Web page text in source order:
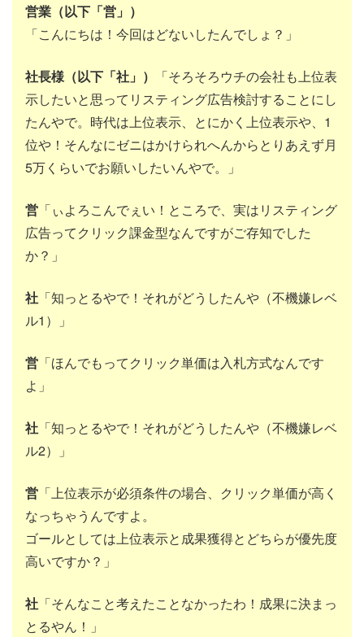
営業（以下「営」）
「こんにちは！今回はどないしたんでしょ？」
社長様（以下「社」）
「そろそろウチの会社も上位表
示したいと思ってリスティング広告検討することにし
たんやで。時代は上位表示、とにかく上位表示や、1
位や！そんなにゼニはかけられへんからとりあえず月
5万くらいでお願いしたいんやで。」
営 「ぃよろこんでぇい！ところで、実はリスティング
広告ってクリック課金型なんですがご存知でした
か？」
社 「知っとるやで！それがどうしたんや（不機嫌レベ
ル1）」
営 「ほんでもってクリック単価は入札方式なんです
よ」
社 「知っとるやで！それがどうしたんや（不機嫌レベ
ル2）」
営 「上位表示が必須条件の場合、クリック単価が高く
なっちゃうんですよ。
ゴールとしては上位表示と成果獲得とどちらが優先度
高いですか？」
社 「そんなこと考えたことなかったわ！成果に決まっ
とるやん！」